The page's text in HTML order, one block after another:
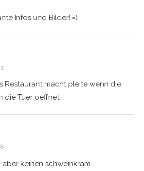
Infos und Bilder! =)
Restaurant macht pleite wenn die
die Tuer oeffnet…
aber keinen schweinkram